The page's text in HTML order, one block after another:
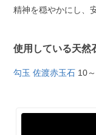
精神を穏やかにし、
使用している天然
勾玉 佐渡赤玉石 10